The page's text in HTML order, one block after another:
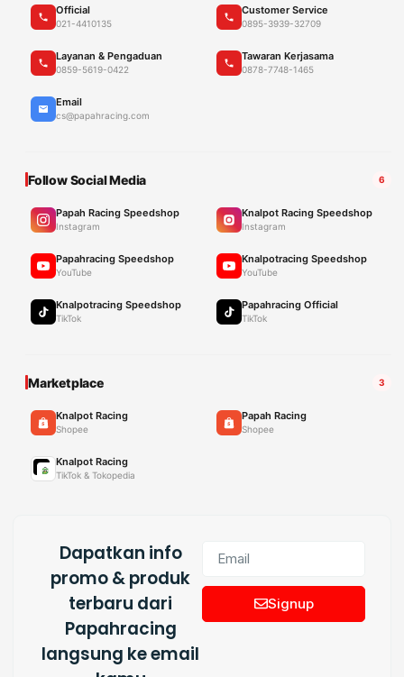
Official
021-4410135
Customer Service
0895-3939-32709
Layanan & Pengaduan
0859-5619-0422
Tawaran Kerjasama
0878-7748-1465
Email
cs@papahracing.com
Follow Social Media 6
Papah Racing Speedshop
Instagram
Knalpot Racing Speedshop
Instagram
Papahracing Speedshop
YouTube
Knalpotracing Speedshop
YouTube
Knalpotracing Speedshop
TikTok
Papahracing Official
TikTok
Marketplace 3
Knalpot Racing
Shopee
Papah Racing
Shopee
Knalpot Racing
TikTok & Tokopedia
Dapatkan info
promo & produk
terbaru dari
Papahracing
langsung ke email
Signup